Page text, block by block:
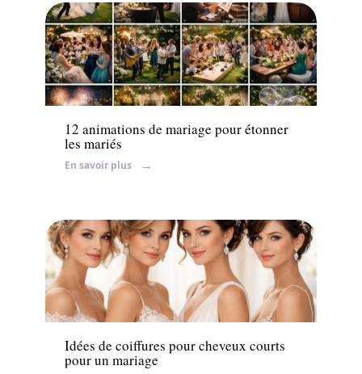
Animation
12 animations de mariage pour étonner
les mariés
En savoir plus
Ambiance
Idées de coiffures pour cheveux courts
pour un mariage